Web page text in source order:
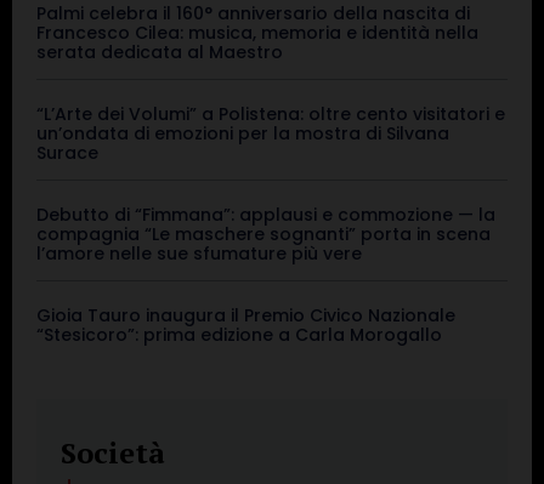
Palmi celebra il 160° anniversario della nascita di
Francesco Cilea: musica, memoria e identità nella
serata dedicata al Maestro
“L’Arte dei Volumi” a Polistena: oltre cento visitatori e
un’ondata di emozioni per la mostra di Silvana
Surace
Debutto di “Fimmana”: applausi e commozione — la
compagnia “Le maschere sognanti” porta in scena
l’amore nelle sue sfumature più vere
Gioia Tauro inaugura il Premio Civico Nazionale
“Stesicoro”: prima edizione a Carla Morogallo
Società